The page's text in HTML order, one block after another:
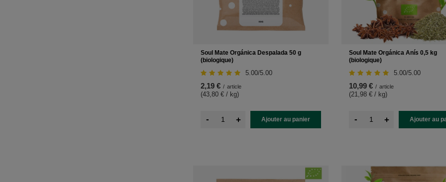
Soul Mate Orgánica Despalada 50 g
(biologique)
5.00/5.00
2,19 € / article
(43,80 € / kg)
- + Ajouter au panier
Soul Mate Orgánica Anís 0,5 kg
(biologique)
5.00/5.00
10,99 € / article
(21,98 € / kg)
- + Ajouter au